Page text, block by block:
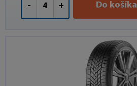
- + Do košíka